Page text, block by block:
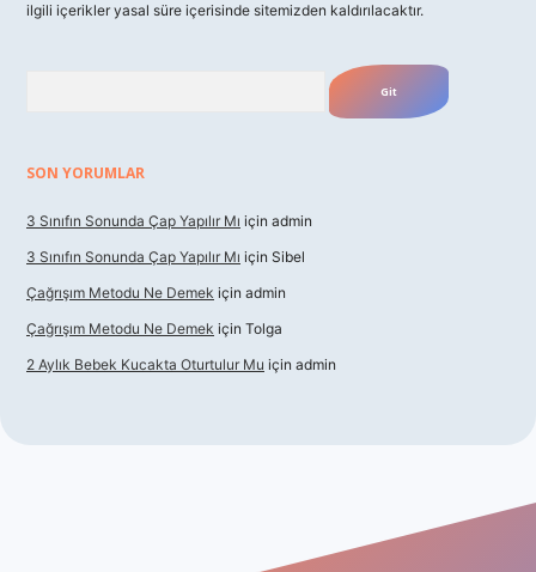
ilgili içerikler yasal süre içerisinde sitemizden kaldırılacaktır.
SON YORUMLAR
3 Sınıfın Sonunda Çap Yapılır Mı için admin
3 Sınıfın Sonunda Çap Yapılır Mı için Sibel
Çağrışım Metodu Ne Demek için admin
Çağrışım Metodu Ne Demek için Tolga
2 Aylık Bebek Kucakta Oturtulur Mu için admin